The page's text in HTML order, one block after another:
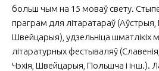
больш чым на 15 моваў свету.
праграм для літаратараў (Аўстрыя,
Швейцарыя), удзельніца шматлікіх
літаратурных фестываляў
Чэхія, Швейцарыя, Польшча і інш.).